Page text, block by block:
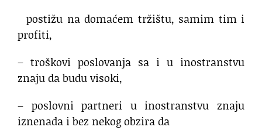
postižu na domaćem tržištu, samim tim i
profiti,
– troškovi poslovanja sa i u inostranstvu
znaju da budu visoki,
– poslovni partneri u inostranstvu znaju
iznenada i bez nekog obzira da